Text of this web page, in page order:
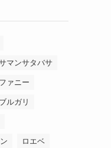
マンサタバサ
ァニー
ブルガリ
ロエベ